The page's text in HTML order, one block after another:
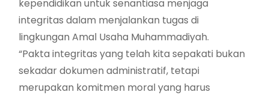
kependidikan untuk senantiasa menjaga
integritas dalam menjalankan tugas di
lingkungan Amal Usaha Muhammadiyah.
“Pakta integritas yang telah kita sepakati bukan
sekadar dokumen administratif, tetapi
merupakan komitmen moral yang harus